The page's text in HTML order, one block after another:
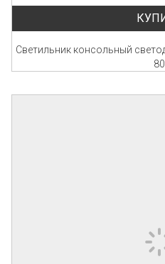
Светильник консольный
80